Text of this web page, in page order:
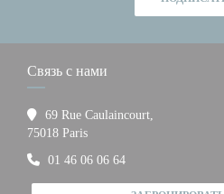
Связь с нами
69 Rue Caulaincourt,
75018 Paris((открывается в новом
01 46 06 06 64